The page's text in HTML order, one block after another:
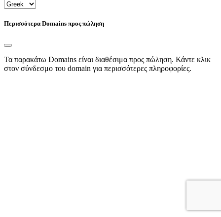
Περισσότερα Domains προς πώληση
Τα παρακάτω Domains είναι διαθέσιμα προς πώληση. Κάντε κλικ
στον σύνδεσμο του domain για περισσότερες πληροφορίες.